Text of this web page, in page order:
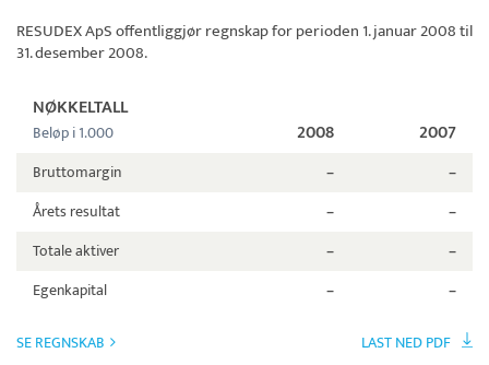
RESUDEX ApSoffentliggjør regnskap for perioden 1. januar 2008 til
31. desember 2008.
NØKKELTALL
Beløp i 1.000 2008 2007
Bruttomargin –
–
Årets resultat
–
–
Totale aktiver
–
–
Egenkapital
– –
SE REGNSKAB LAST NED PDF